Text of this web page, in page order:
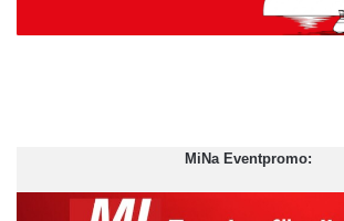
MiNa Eventpromo: